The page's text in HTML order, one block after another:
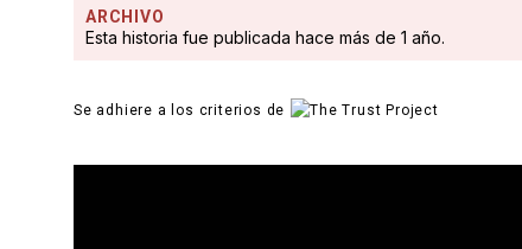
ARCHIVO
Esta historia fue publicada hace más de 1 año.
Se adhiere a los criterios de